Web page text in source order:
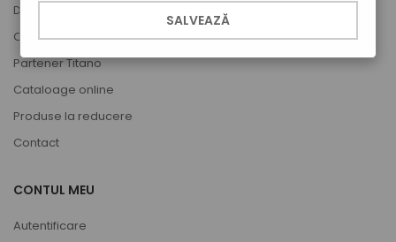
Despre noi
Cont de utilizator
Partener Titano
Cataloage online
Produse la reducere
Contact
CONTUL MEU
Autentificare
SALVEAZĂ